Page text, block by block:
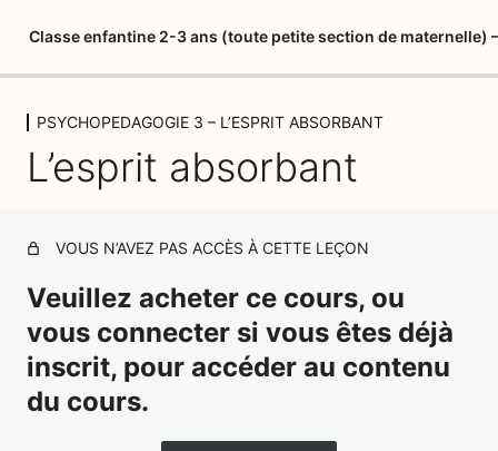
Classe enfantine 2-3 ans (toute petite section de maternelle)
LIVRET DU STAGIAIRE
5 leçons
PSYCHOPEDAGOGIE 1 – MARIA
3 leçons, 1 quiz
QUATRE PLANS DE
DEVELOPPEMENT
1 leçon, 1 quiz
PSYCHOPEDAGOGIE 3 – L'ESPRIT
ABSORBANT
PSYCHOPEDAGOGIE 3 – L’ESPRIT ABSORBANT
L’esprit absorbant
VOUS N’AVEZ PAS ACCÈS À CETTE LEÇON
Veuillez acheter ce cours, ou
vous connecter si vous êtes déjà
inscrit, pour accéder au contenu
du cours.